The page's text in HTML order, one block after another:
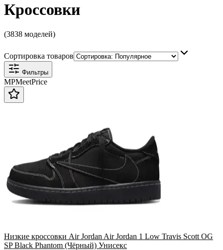
Кроссовки
(3838 моделей)
Сортировка товаров
Фильтры
MPMeetPrice
Низкие кроссовки Air Jordan Air Jordan 1 Low Travis Scott OG
SP Black Phantom (Чёрный) Унисекс